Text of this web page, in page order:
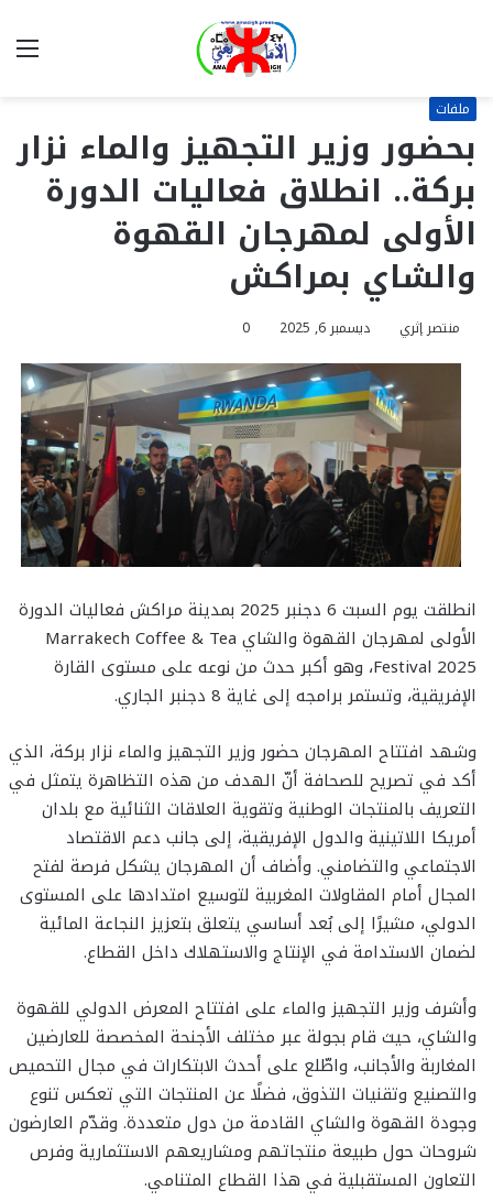
ملفات
بحضور وزير التجهيز والماء نزار
بركة.. انطلاق فعاليات الدورة
الأولى لمهرجان القهوة
والشاي بمراكش
منتصر إثري ديسمبر 6, 2025 0
انطلقت يوم السبت 6 دجنبر 2025 بمدينة مراكش فعاليات الدورة
الأولى لمهرجان القهوة والشاي Marrakech Coffee & Tea
Festival 2025، وهو أكبر حدث من نوعه على مستوى القارة
الإفريقية، وتستمر برامجه إلى غاية 8 دجنبر الجاري.
وشهد افتتاح المهرجان حضور وزير التجهيز والماء نزار بركة، الذي
أكد في تصريح للصحافة أنّ الهدف من هذه التظاهرة يتمثل في
التعريف بالمنتجات الوطنية وتقوية العلاقات الثنائية مع بلدان
أمريكا اللاتينية والدول الإفريقية، إلى جانب دعم الاقتصاد
الاجتماعي والتضامني. وأضاف أن المهرجان يشكل فرصة لفتح
المجال أمام المقاولات المغربية لتوسيع امتدادها على المستوى
الدولي، مشيرًا إلى بُعد أساسي يتعلق بتعزيز النجاعة المائية
لضمان الاستدامة في الإنتاج والاستهلاك داخل القطاع.
وأشرف وزير التجهيز والماء على افتتاح المعرض الدولي للقهوة
والشاي، حيث قام بجولة عبر مختلف الأجنحة المخصصة للعارضين
المغاربة والأجانب، واطّلع على أحدث الابتكارات في مجال التحميص
والتصنيع وتقنيات التذوق، فضلًا عن المنتجات التي تعكس تنوع
وجودة القهوة والشاي القادمة من دول متعددة. وقدّم العارضون
شروحات حول طبيعة منتجاتهم ومشاريعهم الاستثمارية وفرص
التعاون المستقبلية في هذا القطاع المتنامي.